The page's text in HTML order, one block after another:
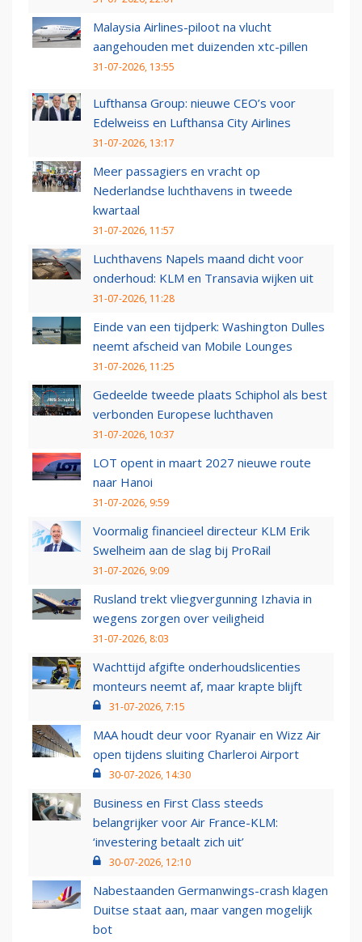
Malaysia Airlines-piloot na vlucht
aangehouden met duizenden xtc-pillen
31-07-2026, 13:55
Lufthansa Group: nieuwe CEO’s voor
Edelweiss en Lufthansa City Airlines
31-07-2026, 13:17
Meer passagiers en vracht op
Nederlandse luchthavens in tweede
kwartaal
31-07-2026, 11:57
Luchthavens Napels maand dicht voor
onderhoud: KLM en Transavia wijken uit
31-07-2026, 11:28
Einde van een tijdperk: Washington Dulles
neemt afscheid van Mobile Lounges
31-07-2026, 11:25
Gedeelde tweede plaats Schiphol als best
verbonden Europese luchthaven
31-07-2026, 10:37
LOT opent in maart 2027 nieuwe route
naar Hanoi
31-07-2026, 9:59
Voormalig financieel directeur KLM Erik
Swelheim aan de slag bij ProRail
31-07-2026, 9:09
Rusland trekt vliegvergunning Izhavia in
wegens zorgen over veiligheid
31-07-2026, 8:03
Wachttijd afgifte onderhoudslicenties
monteurs neemt af, maar krapte blijft
31-07-2026, 7:15
MAA houdt deur voor Ryanair en Wizz Air
open tijdens sluiting Charleroi Airport
30-07-2026, 14:30
Business en First Class steeds
belangrijker voor Air France-KLM:
‘investering betaalt zich uit’
30-07-2026, 12:10
Nabestaanden Germanwings-crash klagen
Duitse staat aan, maar vangen mogelijk
bot